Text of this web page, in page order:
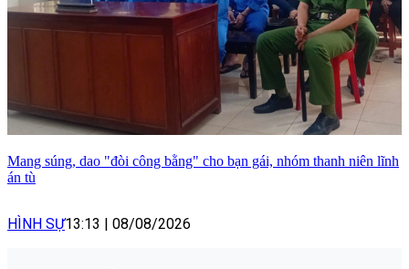
Mang súng, dao "đòi công bằng" cho bạn gái, nhóm thanh niên lĩnh
án tù
HÌNH SỰ13:13 | 08/08/2026